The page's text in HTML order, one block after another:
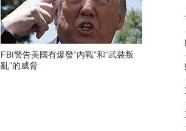
FBI警告美國有爆發“內戰”和“武裝叛
亂”的威脅